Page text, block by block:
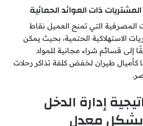
المصرفية التي تمنح العميل نقاط
الاستهلاكية الحتمية، بحيث يمكن
إلى قسائم شراء مجانية للمواد
كأميال طيران لخفض كلفة تذاكر رحلات
إدارة الدخل